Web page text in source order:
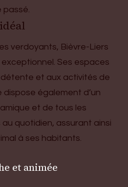
passé.
verdoyants, Bièvre-Liers
Ses espaces
et aux activités de
dispose également d’un
et de tous les
quotidien, assurant ainsi
à ses habitants.
et animée